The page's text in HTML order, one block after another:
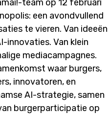
team op 12 februari
een avondvullend
te vieren. Van ideeën
innovaties. Van klein
mediacampagnes.
waar burgers,
innovatoren, en
AI-strategie, samen
burgerparticipatie op